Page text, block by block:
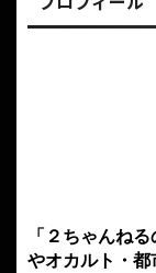
「２ちゃんね
やオカルト・都